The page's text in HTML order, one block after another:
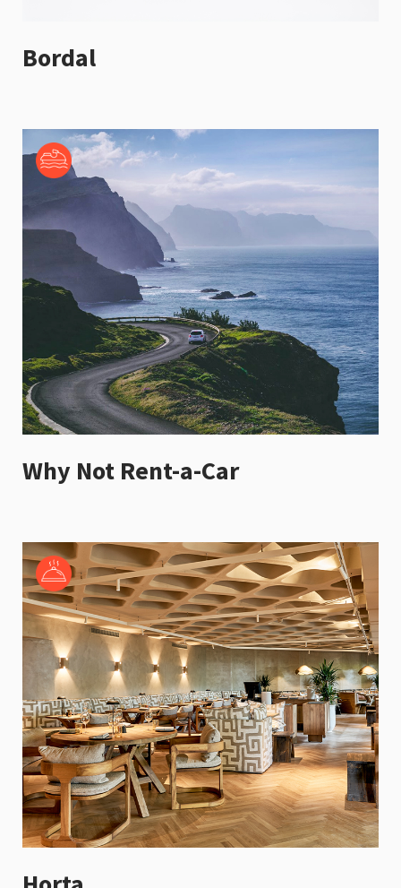
Bordal
Why Not Rent-a-Car